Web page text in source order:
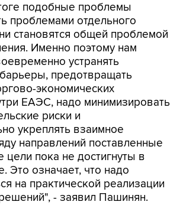
подобные проблемы
проблемами отдельного
становятся общей проблемой
Именно поэтому нам
устранять
предотвращать
экономических
ЕАЭС, надо минимизировать
риски и
укреплять взаимное
направлений поставленные
цели пока не достигнуты в
Это означает, что надо
на практической реализации
- заявил Пашинян.